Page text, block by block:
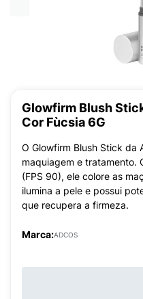
Glowfirm Blush
Cor Fùcsia 6G
O Glowfirm Blush Stick da
maquiagem e tratamento.
(FPS 90), ele colore as
ilumina a pele e possui
que recupera a firmeza.
Marca:ADCOS